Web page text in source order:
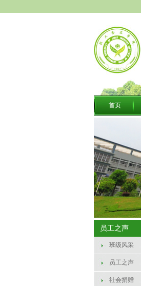
首页
员工之声
班级风采
员工之声
社会捐赠